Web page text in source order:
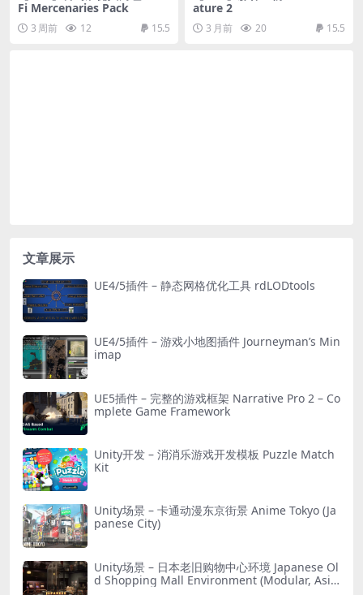
Fi Mercenaries Pack
3 周前 12 15.5
ature 2
3 月前 20 15.5
文章展示
UE4/5插件 – 静态网格优化工具 rdLODtools
UE4/5插件 – 游戏小地图插件 Journeyman’s Min
imap
UE5插件 – 完整的游戏框架 Narrative Pro 2 – Co
mplete Game Framework
Unity开发 – 消消乐游戏开发模板 Puzzle Match
Kit
Unity场景 – 卡通动漫东京街景 Anime Tokyo (Ja
panese City)
Unity场景 – 日本老旧购物中心环境 Japanese Ol
d Shopping Mall Environment (Modular, Asia